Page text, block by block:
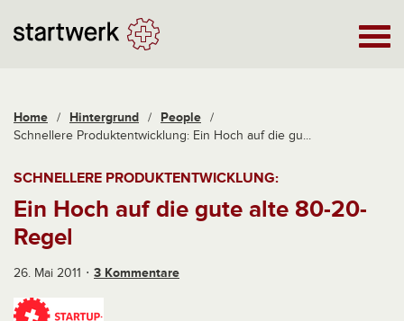
Home / Hintergrund / People /
Schnellere Produktentwicklung: Ein Hoch auf die gu...
SCHNELLERE PRODUKTENTWICKLUNG:
Ein Hoch auf die gute alte 80-20-
Regel
26. Mai 2011 3 Kommentare